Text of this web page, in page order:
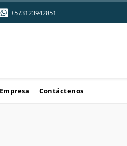
+573123942851
Contáctenos